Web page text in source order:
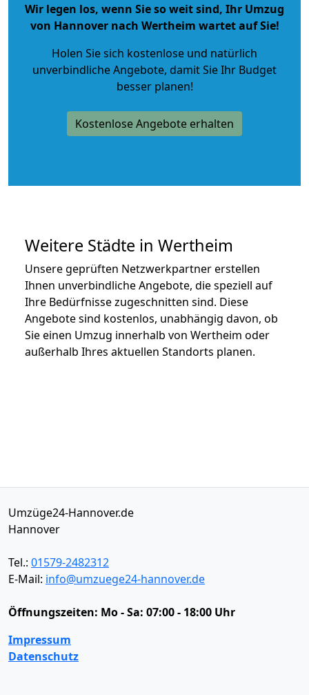
Wir legen los, wenn Sie so weit sind, Ihr Umzug
von Hannover nach Wertheim wartet auf Sie!
Holen Sie sich kostenlose und natürlich
unverbindliche Angebote, damit Sie Ihr Budget
besser planen!
Kostenlose Angebote erhalten
Weitere Städte in Wertheim
Unsere geprüften Netzwerkpartner erstellen
Ihnen unverbindliche Angebote, die speziell auf
Ihre Bedürfnisse zugeschnitten sind. Diese
Angebote sind kostenlos, unabhängig davon, ob
Sie einen Umzug innerhalb von Wertheim oder
außerhalb Ihres aktuellen Standorts planen.
Umzüge24-Hannover.de
Hannover
Tel.: 01579-2482312
E-Mail: info@umzuege24-hannover.de
Öffnungszeiten: Mo - Sa: 07:00 - 18:00 Uhr
Impressum
Datenschutz